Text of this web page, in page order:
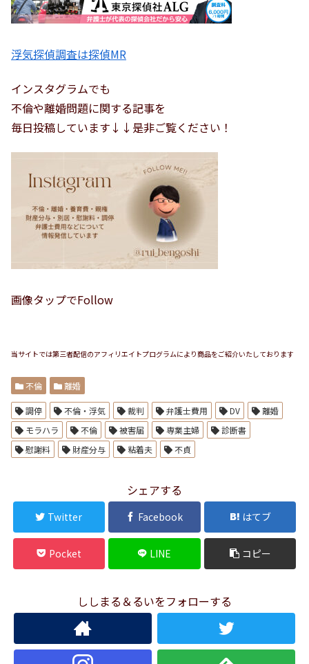
浮気探偵調査は探偵MR
インスタグラムでも
不倫や離婚問題に関する記事を
毎日投稿しています↓↓是非ご覧ください！
画像タップでFollow
当サイトでは第三者配信のアフィリエイトプログラムにより商品をご紹介いたしております
不倫 離婚
調停 不倫・浮気 裁判 弁護士費用 DV
離婚
モラハラ
不倫 被害届 専業主婦
診断書
慰謝料
財産分与 粘着夫 不貞
シェアする
Twitter Facebook はてブ
Pocket LINE コピー
ししまる＆るいをフォローする